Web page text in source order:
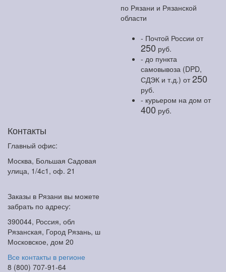
по Рязани и Рязанской
области
- Почтой России от
250 руб.
- до пункта
самовывоза (DPD,
СДЭК и т.д.) от250
руб.
- курьером на дом от
400 руб.
Контакты
Главный офис:
Москва, Большая Садовая
улица, 1/4с1, оф. 21
Заказы в Рязани вы можете
забрать по адресу:
390044, Россия, обл
Рязанская, Город Рязань, ш
Московское, дом 20
Все контакты в регионе
8 (800) 707-91-64